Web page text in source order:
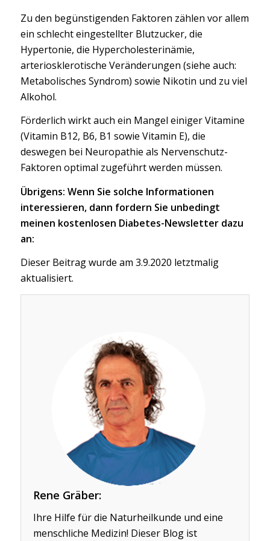
Zu den begünstigenden Faktoren zählen vor allem
ein schlecht eingestellter Blutzucker, die
Hypertonie, die Hypercholesterinämie,
arteriosklerotische Veränderungen (siehe auch:
Metabolisches Syndrom) sowie Nikotin und zu viel
Alkohol.
Förderlich wirkt auch ein Mangel einiger Vitamine
(Vitamin B12, B6, B1 sowie Vitamin E), die
deswegen bei Neuropathie als Nervenschutz-
Faktoren optimal zugeführt werden müssen.
Übrigens: Wenn Sie solche Informationen
interessieren, dann fordern Sie unbedingt
meinen kostenlosen Diabetes-Newsletter dazu
an:
Dieser Beitrag wurde am 3.9.2020 letztmalig
aktualisiert.
Rene Gräber:
Ihre Hilfe für die Naturheilkunde und eine
menschliche Medizin! Dieser Blog ist